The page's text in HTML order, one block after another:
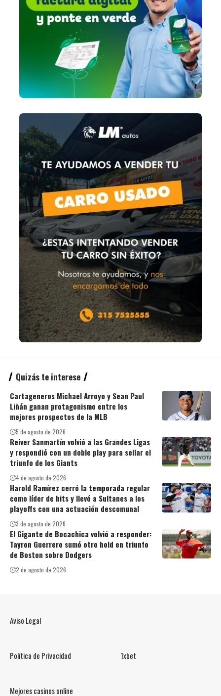
Quizás te interese
Cartageneros Michael Arroyo y Sean Paul
Liñán ganan protagonismo entre los
mejores prospectos de la MLB
5 de agosto de 2026
Reiver Sanmartín volvió a las Grandes Ligas
y respondió con un doble play para sellar el
triunfo de los Giants
4 de agosto de 2026
Harold Ramírez cerró la temporada regular
como líder de hits y llevó a Sultanes a los
playoffs con una actuación descomunal
3 de agosto de 2026
El Gigante de Bocachica volvió a responder:
Tayron Guerrero sumó otro hold en triunfo
de Boston sobre Dodgers
2 de agosto de 2026
Aviso Legal
Política de Privacidad 1xbet
Mejores casinos online